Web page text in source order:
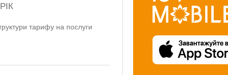
тарифу на послуги